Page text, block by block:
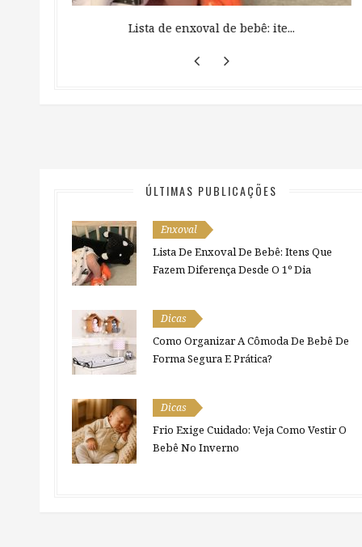
Lista de enxoval de bebê: ite...
ÚLTIMAS PUBLICAÇÕES
Enxoval
Lista De Enxoval De Bebê: Itens Que
Fazem Diferença Desde O 1º Dia
Dicas
Como Organizar A Cômoda De Bebê De
Forma Segura E Prática?
Dicas
Frio Exige Cuidado: Veja Como Vestir O
Bebê No Inverno